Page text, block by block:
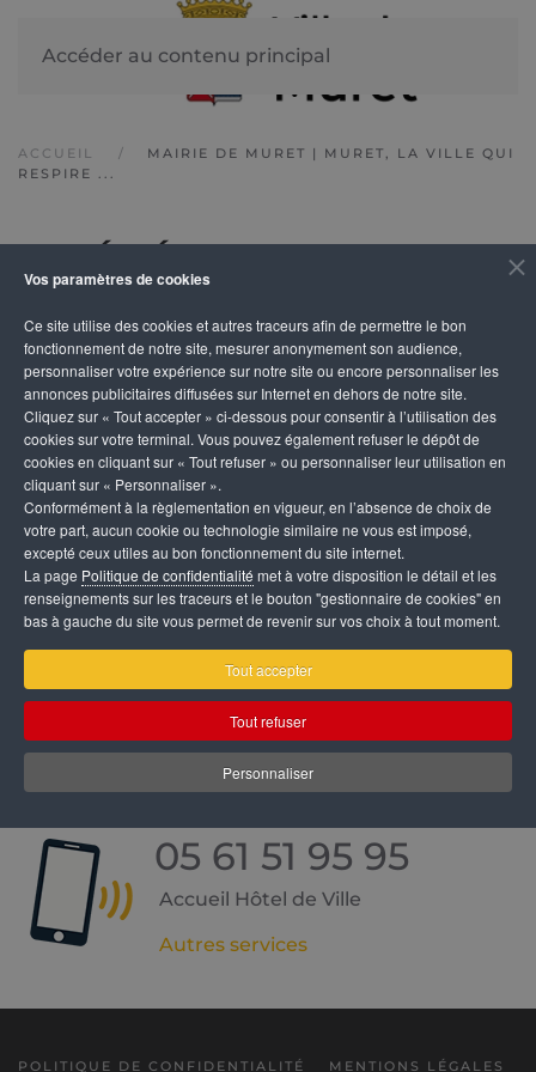
Vos paramètres de cookies
Ce site utilise des cookies et autres traceurs afin de permettre le bon
fonctionnement de notre site, mesurer anonymement son audience,
personnaliser votre expérience sur notre site ou encore personnaliser les
annonces publicitaires diffusées sur Internet en dehors de notre site.
Cliquez sur « Tout accepter » ci-dessous pour consentir à l’utilisation des
cookies sur votre terminal. Vous pouvez également refuser le dépôt de
cookies en cliquant sur « Tout refuser » ou personnaliser leur utilisation en
cliquant sur « Personnaliser ».
Conformément à la règlementation en vigueur, en l’absence de choix de
votre part, aucun cookie ou technologie similaire ne vous est imposé,
excepté ceux utiles au bon fonctionnement du site internet.
La page Politique de confidentialité met à votre disposition le détail et les
renseignements sur les traceurs et le bouton "gestionnaire de cookies" en
bas à gauche du site vous permet de revenir sur vos choix à tout moment.
Tout accepter
Tout refuser
Personnaliser
Accéder au contenu principal
ACCUEIL
MAIRIE DE MURET | MURET, LA VILLE QUI
RESPIRE ...
pyrénées
Aucun résultat
Hôtel de Ville
27 Rue Castelvielh
31600 Muret
05 61 51 95 95
Accueil Hôtel de Ville
Autres services
POLITIQUE DE CONFIDENTIALITÉ MENTIONS LÉGALES